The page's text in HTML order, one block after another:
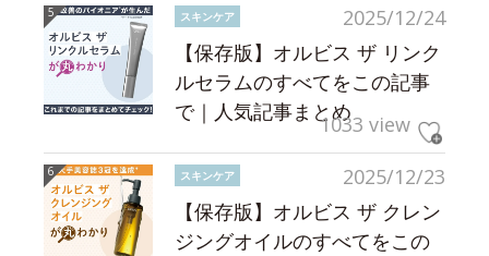
2025/12/24
スキンケア
【保存版】オルビス ザ リンク
ルセラムのすべてをこの記事
で｜人気記事まとめ1033 view
2025/12/23
スキンケア
【保存版】オルビス ザ クレン
ジングオイルのすべてをこの